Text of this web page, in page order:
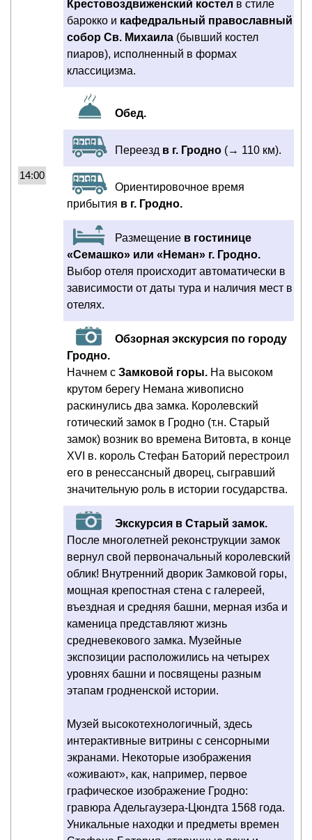
Крестовоздвиженский костел в стиле
барокко и кафедральный православный
собор Св. Михаила (бывший костел
пиаров), исполненный в формах
классицизма.
Обед.
Переезд в г. Гродно (→ 110 км).
14:00
Ориентировочное время
прибытия в г. Гродно.
Размещение в гостинице
«Семашко» или «Неман» г. Гродно.
Выбор отеля происходит автоматически в
зависимости от даты тура и наличия мест в
отелях.
Обзорная экскурсия по городу
Гродно.
Начнем с Замковой горы. На высоком
крутом берегу Немана живописно
раскинулись два замка. Королевский
готический замок в Гродно (т.н. Старый
замок) возник во времена Витовта, в конце
XVI в. король Стефан Баторий перестроил
его в ренессансный дворец, сыгравший
значительную роль в истории государства.
Экскурсия в Старый замок.
После многолетней реконструкции замок
вернул свой первоначальный королевский
облик! Внутренний дворик Замковой горы,
мощная крепостная стена с галереей,
въездная и средняя башни, мерная изба и
каменица представляют жизнь
средневекового замка. Музейные
экспозиции расположились на четырех
уровнях башни и посвящены разным
этапам гродненской истории.
Музей высокотехнологичный, здесь
интерактивные витрины с сенсорными
экранами. Некоторые изображения
«оживают», как, например, первое
графическое изображение Гродно:
гравюра Адельгаузера-Цюндта 1568 года.
Уникальные находки и предметы времен